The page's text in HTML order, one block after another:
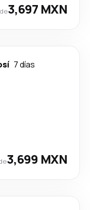
3,697 MXN
7 días
3,699 MXN